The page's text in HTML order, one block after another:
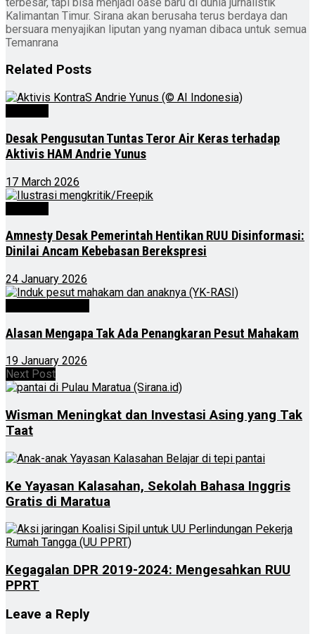
Kalimantan Timur. Sirana akan berusaha terus berdaya dan
bersuara menyajikan liputan yang nyaman dibaca untuk semua
Temanrana
Related Posts
Desak Pengusutan Tuntas Teror Air Keras terhadap
Aktivis HAM Andrie Yunus
17 March 2026
Amnesty Desak Pemerintah Hentikan RUU Disinformasi:
Dinilai Ancam Kebebasan Berekspresi
24 January 2026
Alasan Mengapa Tak Ada Penangkaran Pesut Mahakam
19 January 2026
Next Post
Wisman Meningkat dan Investasi Asing yang Tak
Taat
Ke Yayasan Kalasahan, Sekolah Bahasa Inggris
Gratis di Maratua
Kegagalan DPR 2019-2024: Mengesahkan RUU
PPRT
Leave a Reply